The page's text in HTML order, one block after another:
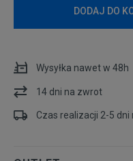
36
38
DODAJ DO
Wysyłka nawet w 48h
14 dni na zwrot
Czas realizacji 2-5 dni